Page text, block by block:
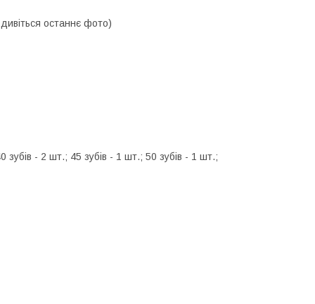
останнє фото)
зубів - 2 шт.; 45 зубів - 1 шт.; 50 зубів - 1 шт.;